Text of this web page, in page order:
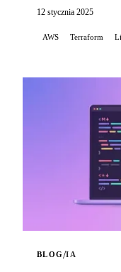
związane z
12 stycznia 2025
AWS Terraform
BLOG/IA